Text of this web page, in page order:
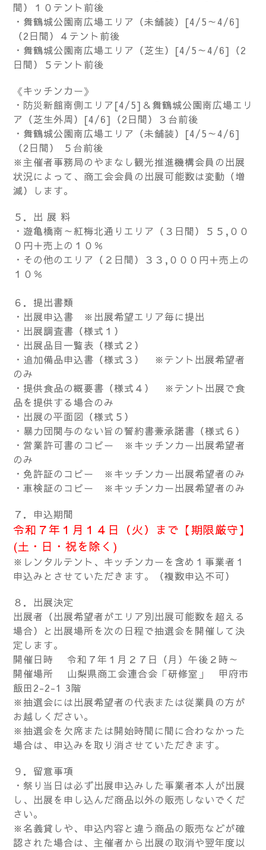
間）１０テント前後
・舞鶴城公園南広場エリア（未舗装）[4/5～4/6]
（2日間）４テント前後
・舞鶴城公園南広場エリア（芝生）[4/5～4/6]（2
日間）５テント前後
《キッチンカー》
・防災新館南側エリア[4/5]＆舞鶴城公園南広場エリ
ア（芝生外周）[4/6]（2日間）３台前後
・舞鶴城公園南広場エリア（未舗装）[4/5～4/6]
（2日間） ５台前後
※主催者事務局のやまなし観光推進機構会員の出展
状況によって、商工会会員の出展可能数は変動（増
減）します。
５．出 展 料
・遊亀橋南～紅梅北通りエリア（３日間）５５,００
０円＋売上の１０％
・その他のエリア（２日間）３３,０００円＋売上の
１０％
６．提出書類
・出展申込書 ※出展希望エリア毎に提出
・出展調査書（様式１）
・出展品目一覧表（様式２）
・追加備品申込書（様式３） ※テント出展希望者
のみ
・提供食品の概要書（様式４） ※テント出展で食
品を提供する場合のみ
・出展の平面図（様式５）
・暴力団関与のない旨の誓約書兼承諾書（様式６）
・営業許可書のコピー ※キッチンカー出展希望者
のみ
・免許証のコピー ※キッチンカー出展希望者のみ
・車検証のコピー ※キッチンカー出展希望者のみ
７．申込期間
令和７年１月１４日（火）まで【期限厳守】
(土・日・祝を除く)
※レンタルテント、キッチンカーを含め１事業者１
申込みとさせていただきます。
（複数申込不可）
８．出展決定
出展者（出展希望者がエリア別出展可能数を超える
場合）と出展場所を次の日程で抽選会を開催して決
定します。
開催日時 令和７年１月２７日（月）午後２時～
開催場所 山梨県商工会連合会「研修室」 甲府市
飯田2-2-1 3階
※抽選会には出展希望者の代表または従業員の方が
お越しください。
※抽選会を欠席または開始時間に間に合わなかった
場合は、申込みを取り消させていただきます。
９．留意事項
・祭り当日は必ず出展申込みした事業者本人が出展
し、出展を申し込んだ商品以外の販売しないでくだ
さい。
※名義貸しや、申込内容と違う商品の販売などが確
認された場合は、主催者から出展の取消や翌年度以